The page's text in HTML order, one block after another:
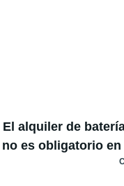
El alquiler de
no es obligatorio